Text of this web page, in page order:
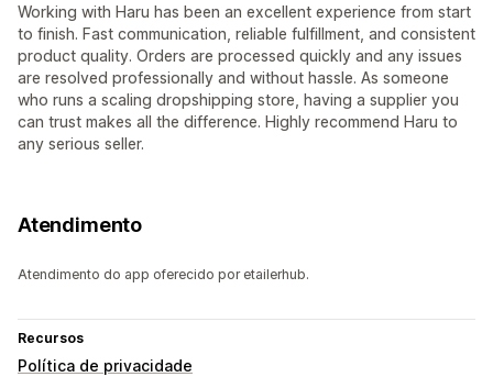
Working with Haru has been an excellent experience from start
to finish. Fast communication, reliable fulfillment, and consistent
product quality. Orders are processed quickly and any issues
are resolved professionally and without hassle. As someone
who runs a scaling dropshipping store, having a supplier you
can trust makes all the difference. Highly recommend Haru to
any serious seller.
Atendimento
Atendimento do app oferecido por etailerhub.
Recursos
Política de privacidade